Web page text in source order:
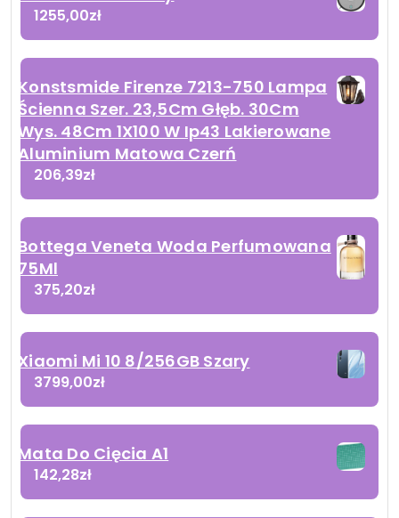
1255,00zł
Konstsmide Firenze 7213-750 Lampa
Ścienna Szer. 23,5Cm Głęb. 30Cm
Wys. 48Cm 1X100 W Ip43 Lakierowane
Aluminium Matowa Czerń
206,39zł
Bottega Veneta Woda Perfumowana
75Ml
375,20zł
Xiaomi Mi 10 8/256GB Szary
3799,00zł
Mata Do Cięcia A1
142,28zł